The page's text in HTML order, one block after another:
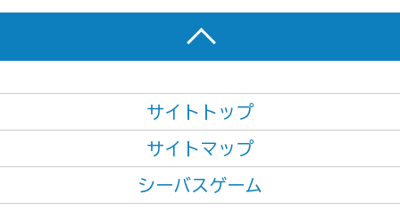
サイトトップ
サイトマップ
シーバスゲーム